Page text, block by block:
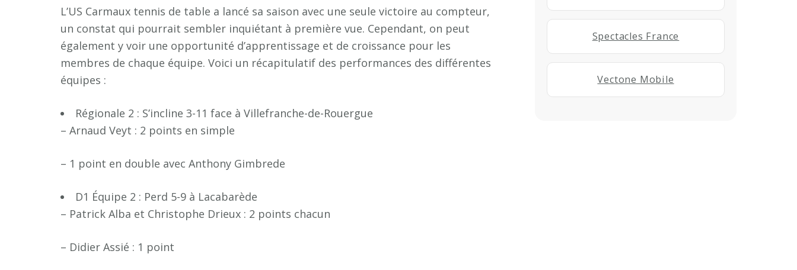
L’US Carmaux tennis de table a lancé sa saison avec une seule victoire au compteur,
un constat qui pourrait sembler inquiétant à première vue. Cependant, on peut
également y voir une opportunité d’apprentissage et de croissance pour les
membres de chaque équipe. Voici un récapitulatif des performances des différentes
équipes :
Régionale 2 : S’incline 3-11 face à Villefranche-de-Rouergue
– Arnaud Veyt : 2 points en simple
– 1 point en double avec Anthony Gimbrede
D1 Équipe 2 : Perd 5-9 à Lacabarède
– Patrick Alba et Christophe Drieux : 2 points chacun
– Didier Assié : 1 point
Spectacles France
Vectone Mobile